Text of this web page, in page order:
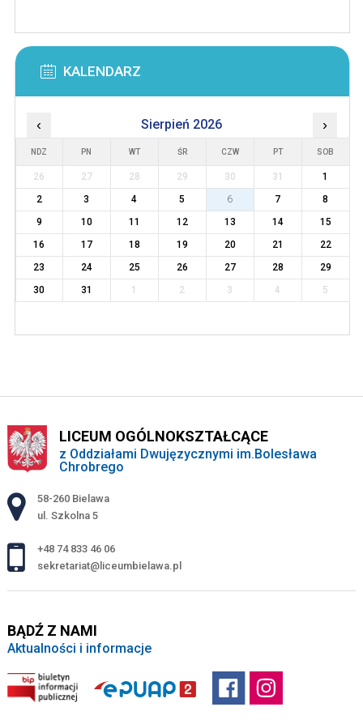
KALENDARZ
‹ Sierpień 2026 ›
NDZ PN WT ŚR CZW PT SOB
26 27 28 29 30 31
1
2
3 4 5 6 7
8
9
10 11 12 13 14
15
16
17 18 19 20 21
22
23
24 25 26 27 28
29
30
31 1 2 3 4 5
LICEUM OGÓLNOKSZTAŁCĄCE
z Oddziałami Dwujęzycznymi im.Bolesława
Chrobrego
Adres pocztowy:
58-260 Bielawa
ul. Szkolna 5
+48 74 833 46 06
sekretariat@liceumbielawa.pl
BĄDŹ Z NAMI
Aktualności i informacje